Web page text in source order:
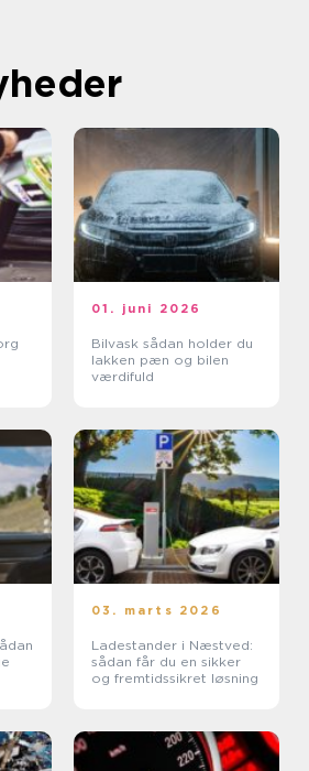
01. juni 2026
Bilvask sådan holder du
lakken pæn og bilen
værdifuld
03. marts 2026
Ladestander i Næstved:
sådan får du en sikker
og fremtidssikret løsning